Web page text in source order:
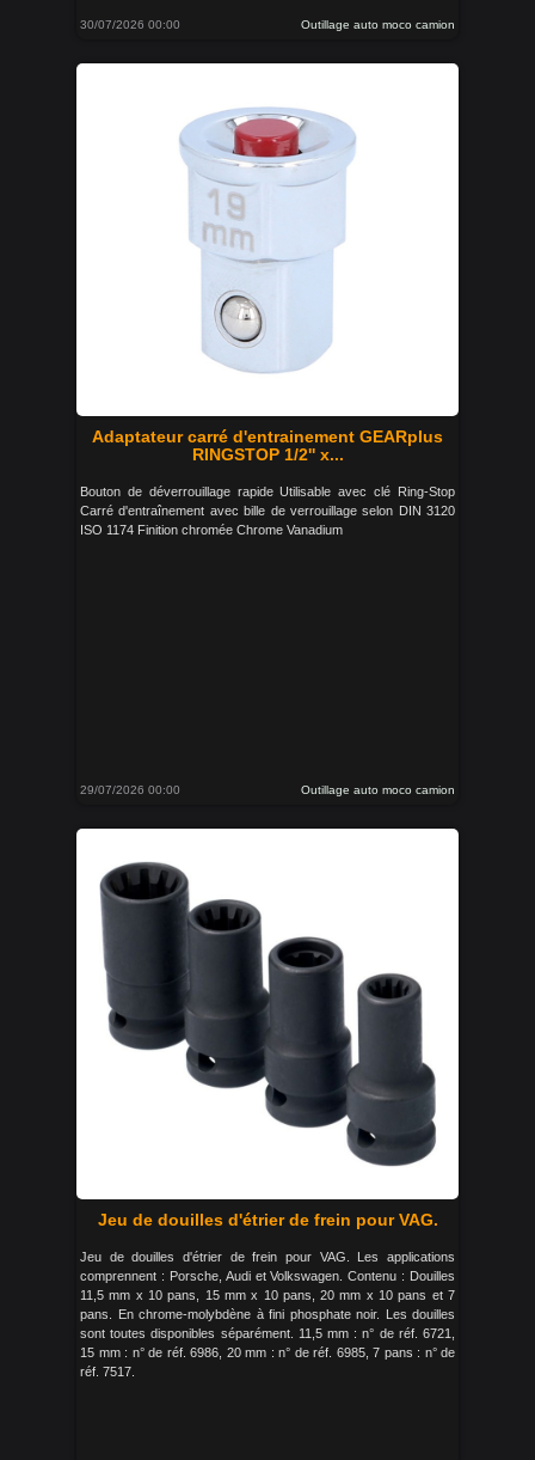
30/07/2026 00:00 Outillage auto moco camion
Adaptateur carré d'entrainement GEARplus
RINGSTOP 1/2'' x...
Bouton de déverrouillage rapide Utilisable avec clé Ring-Stop
Carré d'entraînement avec bille de verrouillage selon DIN 3120
ISO 1174 Finition chromée Chrome Vanadium
29/07/2026 00:00 Outillage auto moco camion
Jeu de douilles d'étrier de frein pour VAG.
Jeu de douilles d'étrier de frein pour VAG. Les applications
comprennent : Porsche, Audi et Volkswagen. Contenu : Douilles
11,5 mm x 10 pans, 15 mm x 10 pans, 20 mm x 10 pans et 7
pans. En chrome-molybdène à fini phosphate noir. Les douilles
sont toutes disponibles séparément. 11,5 mm : n° de réf. 6721,
15 mm : n° de réf. 6986, 20 mm : n° de réf. 6985, 7 pans : n° de
réf. 7517.